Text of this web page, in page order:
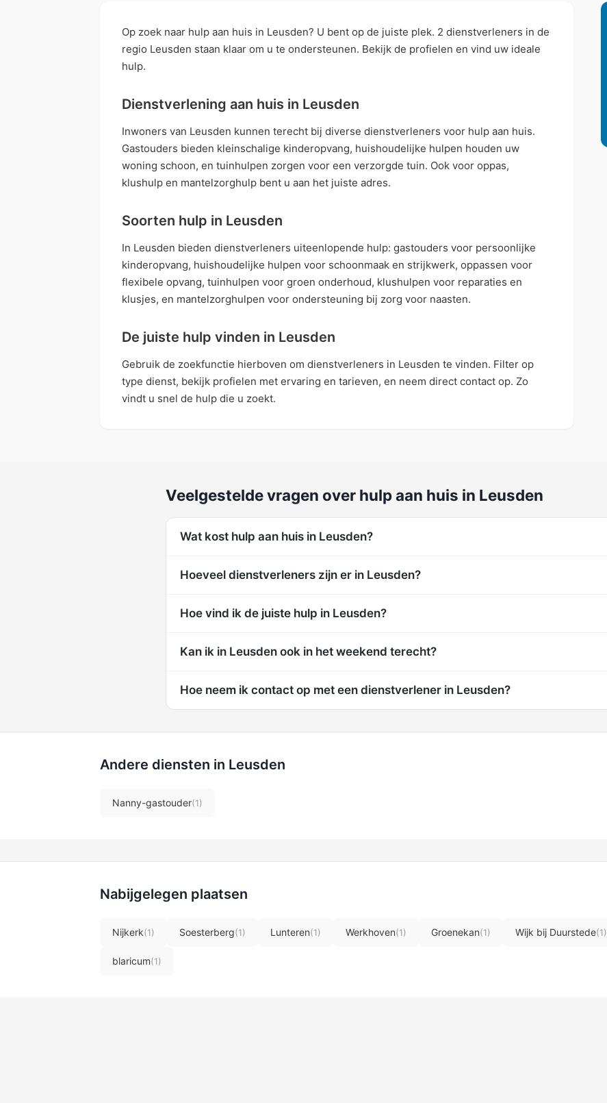
Op zoek naar hulp aan huis in Leusden? U bent op de juiste plek. 2 dienstverleners in de
regio Leusden staan klaar om u te ondersteunen. Bekijk de profielen en vind uw ideale
hulp.
Dienstverlening aan huis in Leusden
Inwoners van Leusden kunnen terecht bij diverse dienstverleners voor hulp aan huis.
Gastouders bieden kleinschalige kinderopvang, huishoudelijke hulpen houden uw
woning schoon, en tuinhulpen zorgen voor een verzorgde tuin. Ook voor oppas,
klushulp en mantelzorghulp bent u aan het juiste adres.
Soorten hulp in Leusden
In Leusden bieden dienstverleners uiteenlopende hulp: gastouders voor persoonlijke
kinderopvang, huishoudelijke hulpen voor schoonmaak en strijkwerk, oppassen voor
flexibele opvang, tuinhulpen voor groen onderhoud, klushulpen voor reparaties en
klusjes, en mantelzorghulpen voor ondersteuning bij zorg voor naasten.
De juiste hulp vinden in Leusden
Gebruik de zoekfunctie hierboven om dienstverleners in Leusden te vinden. Filter op
type dienst, bekijk profielen met ervaring en tarieven, en neem direct contact op. Zo
vindt u snel de hulp die u zoekt.
Veelgestelde vragen over hulp aan huis in Leusden
Wat kost hulp aan huis in Leusden?
Hoeveel dienstverleners zijn er in Leusden?
Hoe vind ik de juiste hulp in Leusden?
Kan ik in Leusden ook in het weekend terecht?
Hoe neem ik contact op met een dienstverlener in Leusden?
Andere diensten in Leusden
Nanny-gastouder(1)
Nabijgelegen plaatsen
Nijkerk(1) Soesterberg(1) Lunteren(1) Werkhoven(1) Groenekan(1) Wijk bij Duurstede(1)
blaricum(1)